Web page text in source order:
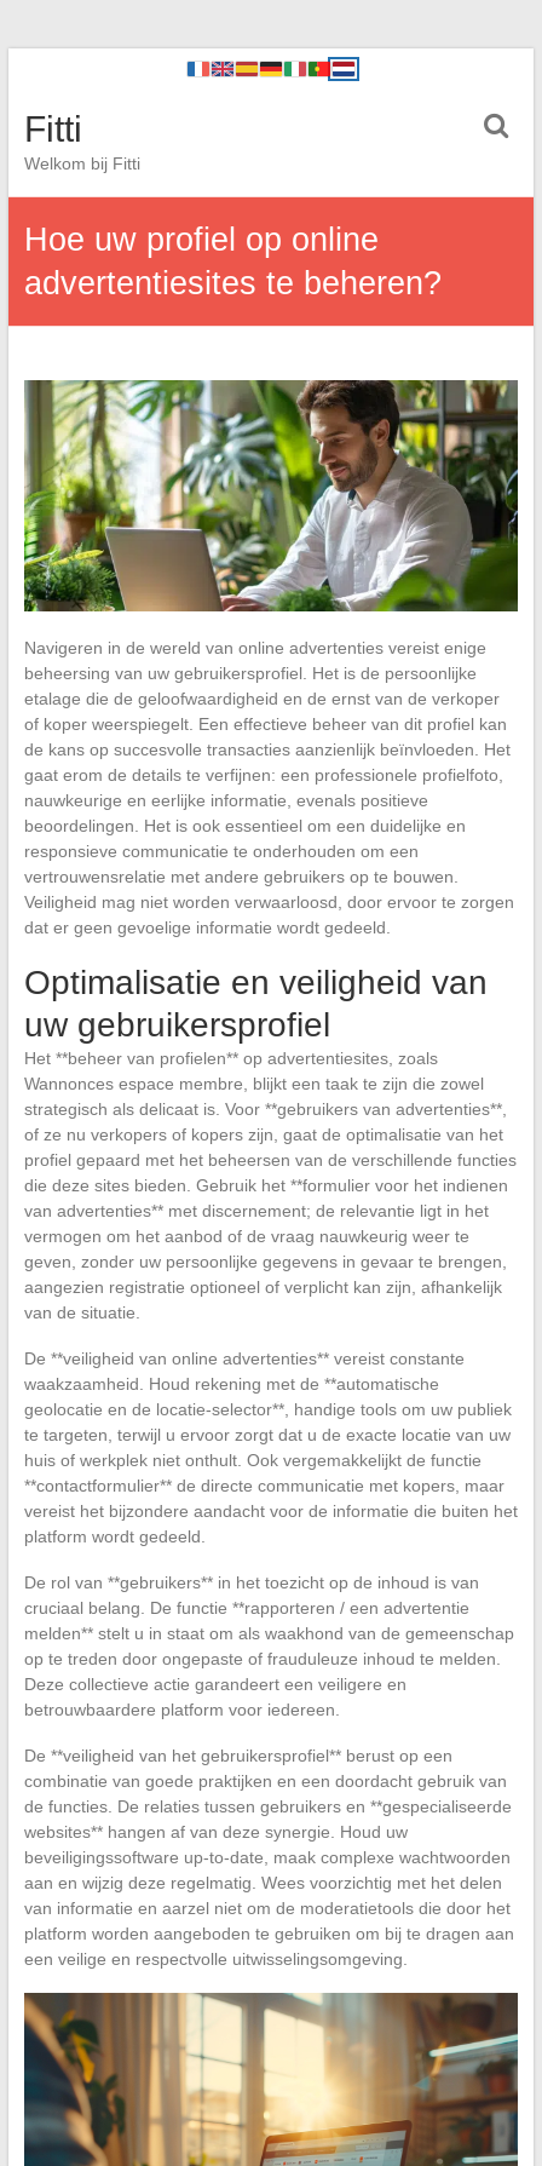
Fitti
Welkom bij Fitti
Hoe uw profiel op online
advertentiesites te beheren?
Navigeren in de wereld van online advertenties vereist enige
beheersing van uw gebruikersprofiel. Het is de persoonlijke
etalage die de geloofwaardigheid en de ernst van de verkoper
of koper weerspiegelt. Een effectieve beheer van dit profiel kan
de kans op succesvolle transacties aanzienlijk beïnvloeden. Het
gaat erom de details te verfijnen: een professionele profielfoto,
nauwkeurige en eerlijke informatie, evenals positieve
beoordelingen. Het is ook essentieel om een duidelijke en
responsieve communicatie te onderhouden om een
vertrouwensrelatie met andere gebruikers op te bouwen.
Veiligheid mag niet worden verwaarloosd, door ervoor te zorgen
dat er geen gevoelige informatie wordt gedeeld.
Optimalisatie en veiligheid van
uw gebruikersprofiel
Het **beheer van profielen** op advertentiesites, zoals
Wannonces espace membre, blijkt een taak te zijn die zowel
strategisch als delicaat is. Voor **gebruikers van advertenties**,
of ze nu verkopers of kopers zijn, gaat de optimalisatie van het
profiel gepaard met het beheersen van de verschillende functies
die deze sites bieden. Gebruik het **formulier voor het indienen
van advertenties** met discernement; de relevantie ligt in het
vermogen om het aanbod of de vraag nauwkeurig weer te
geven, zonder uw persoonlijke gegevens in gevaar te brengen,
aangezien registratie optioneel of verplicht kan zijn, afhankelijk
van de situatie.
De **veiligheid van online advertenties** vereist constante
waakzaamheid. Houd rekening met de **automatische
geolocatie en de locatie-selector**, handige tools om uw publiek
te targeten, terwijl u ervoor zorgt dat u de exacte locatie van uw
huis of werkplek niet onthult. Ook vergemakkelijkt de functie
**contactformulier** de directe communicatie met kopers, maar
vereist het bijzondere aandacht voor de informatie die buiten het
platform wordt gedeeld.
De rol van **gebruikers** in het toezicht op de inhoud is van
cruciaal belang. De functie **rapporteren / een advertentie
melden** stelt u in staat om als waakhond van de gemeenschap
op te treden door ongepaste of frauduleuze inhoud te melden.
Deze collectieve actie garandeert een veiligere en
betrouwbaardere platform voor iedereen.
De **veiligheid van het gebruikersprofiel** berust op een
combinatie van goede praktijken en een doordacht gebruik van
de functies. De relaties tussen gebruikers en **gespecialiseerde
websites** hangen af van deze synergie. Houd uw
beveiligingssoftware up-to-date, maak complexe wachtwoorden
aan en wijzig deze regelmatig. Wees voorzichtig met het delen
van informatie en aarzel niet om de moderatietools die door het
platform worden aangeboden te gebruiken om bij te dragen aan
een veilige en respectvolle uitwisselingsomgeving.